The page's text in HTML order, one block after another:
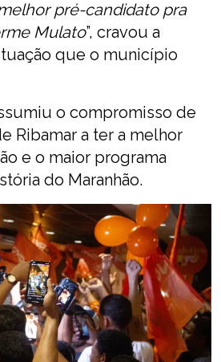
pré-candidato pra
Mulato”, cravou a
que o município
o compromisso de
Ribamar a ter a melhor
e o maior programa
do Maranhão.